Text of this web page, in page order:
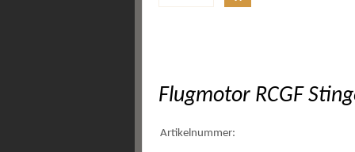
Flugmotor RCGF
Artikelnummer: